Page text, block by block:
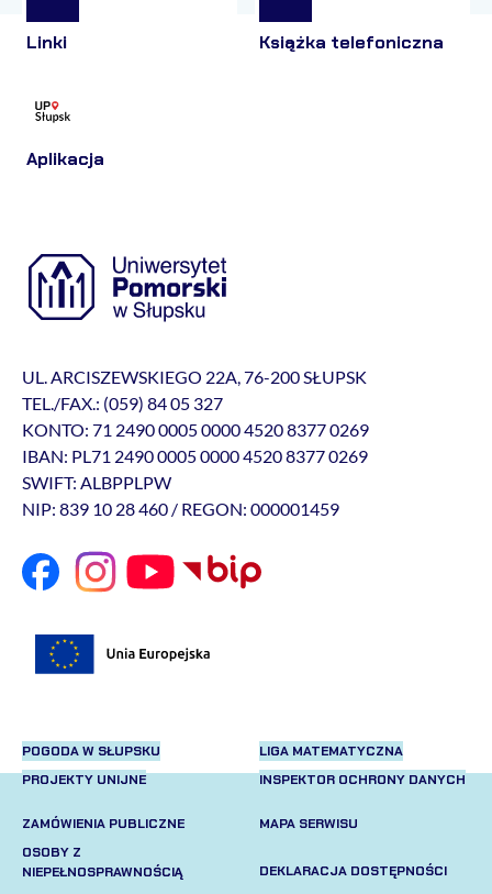
Linki Książka telefoniczna
Aplikacja
UL. ARCISZEWSKIEGO 22A, 76-200 SŁUPSK
TEL./FAX.: (059) 84 05 327
KONTO: 71 2490 0005 0000 4520 8377 0269
IBAN: PL71 2490 0005 0000 4520 8377 0269
SWIFT: ALBPPLPW
NIP: 839 10 28 460 / REGON: 000001459
POGODA W SŁUPSKU
PROJEKTY UNIJNE
LIGA MATEMATYCZNA
INSPEKTOR OCHRONY DANYCH
ZAMÓWIENIA PUBLICZNE
OSOBY Z
NIEPEŁNOSPRAWNOŚCIĄ
MAPA SERWISU
DEKLARACJA DOSTĘPNOŚCI